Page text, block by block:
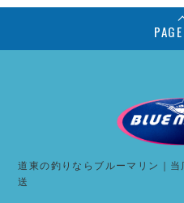
道東の釣りならブルーマリン｜
送